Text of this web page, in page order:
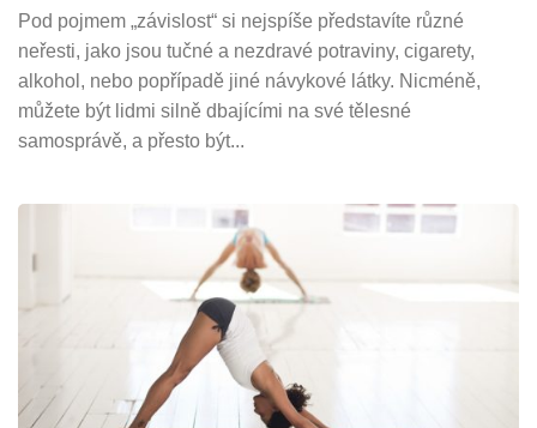
Pod pojmem „závislost“ si nejspíše představíte různé
neřesti, jako jsou tučné a nezdravé potraviny, cigarety,
alkohol, nebo popřípadě jiné návykové látky. Nicméně,
můžete být lidmi silně dbajícími na své tělesné
samosprávě, a přesto být...